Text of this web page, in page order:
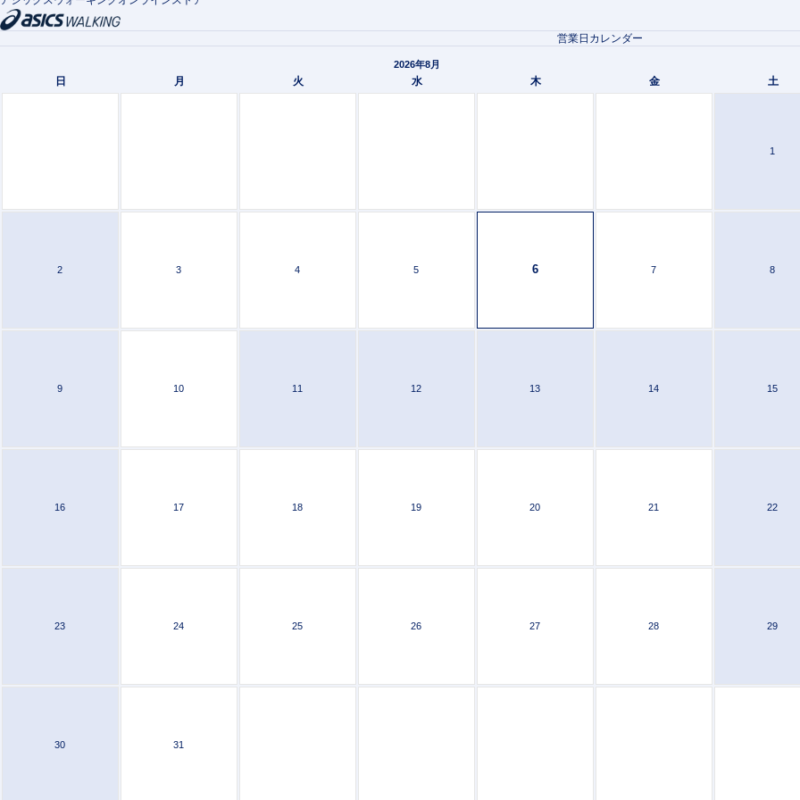
営業日カレンダー
2026年8月
日 月 火 水 木 金 土
1
2 3 4 5 6 7 8
9 10 11 12 13 14 15
16 17 18 19 20 21 22
23 24 25 26 27 28 29
30 31